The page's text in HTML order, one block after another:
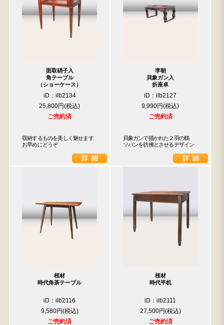
面取硝子入
角テーブル
（ショーケース）
iD：ilb2134
25,800円
ご売約済
収納するものを美しく魅せます
お早めにどうぞ
李朝
貝象ガン入
折座卓
iD：ilb2127
9,990円
ご売約済
貝象ガンで描かれた２羽の鶴
ソバンを彷彿とさせるデザイン
桜材
時代角茶テーブル
iD：ilb2116
9,580円
ご売約済
桜材
時代平机
iD：ilb2111
27,500円
ご売約済